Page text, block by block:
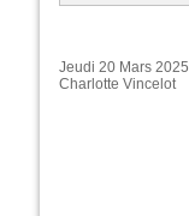
Jeudi 20 Mars 2025
Charlotte Vincelot